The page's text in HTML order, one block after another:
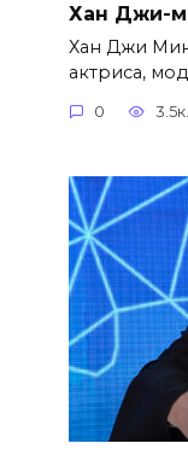
Хан Джи-
Хан Джи
актриса,
0 3.5к.